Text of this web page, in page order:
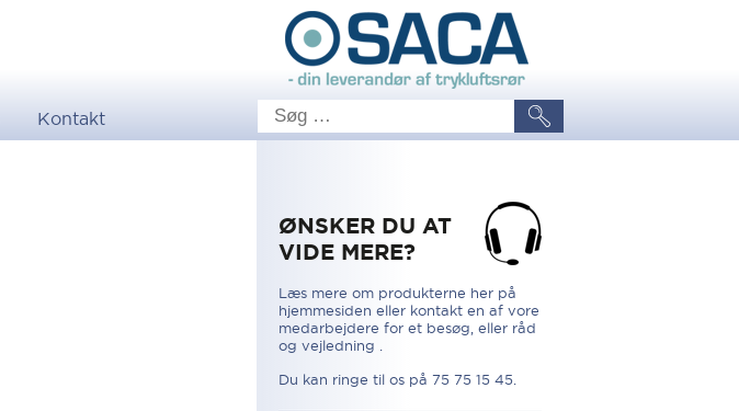
Kontakt
ØNSKER DU AT
VIDE MERE?
Læs mere om produkterne her på
hjemmesiden eller kontakt en af vore
medarbejdere for et besøg, eller råd
og vejledning .
Du kan ringe til os på 75 75 15 45.